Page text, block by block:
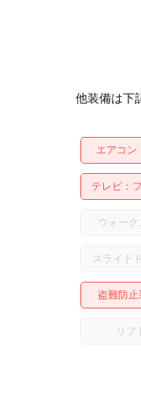
他装備は下
エアコン
テレビ
ウォー
スライド
盗難防止
リフ